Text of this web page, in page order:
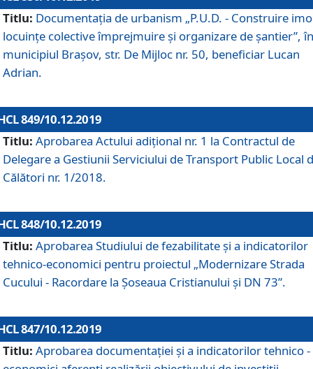
Titlu: Documentaţia de urbanism „P.U.D. - Construire
locuințe colective împrejmuire și organizare de șantier”, în
municipiul Braşov, str. De Mijloc nr. 50, beneficiar Lucan
Adrian.
849/10.12.2019
Titlu: Aprobarea Actului adiţional nr. 1 la Contractul de
Delegare a Gestiunii Serviciului de Transport Public Local
Călători nr. 1/2018.
848/10.12.2019
Titlu: Aprobarea Studiului de fezabilitate şi a indicatorilor
tehnico-economici pentru proiectul „Modernizare Strada
Cucului - Racordare la Șoseaua Cristianului și DN 73”.
847/10.12.2019
Titlu: Aprobarea documentației și a indicatorilor tehnico -